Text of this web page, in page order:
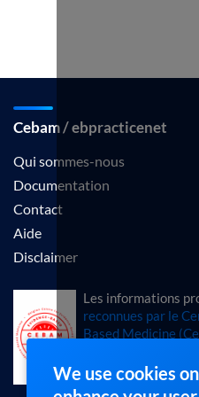
Cebam / ebpracticenet
Qui sommes-nous
Documentation
Contact
Aide
Disclaimer
Les informations
reconnues par le
Based Medicine
We use cookies